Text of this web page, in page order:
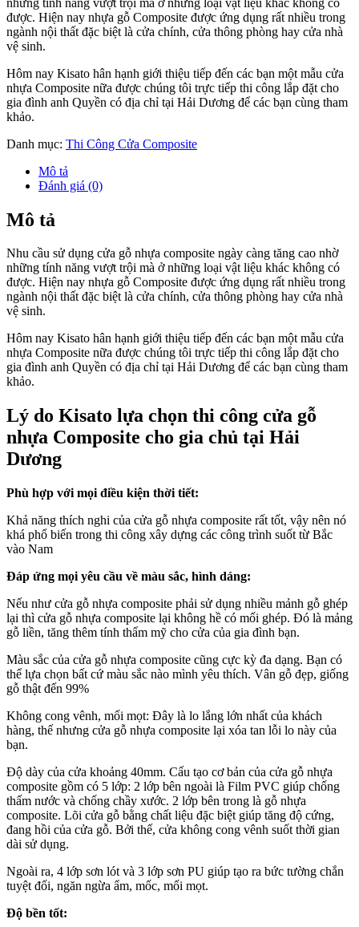
được. Hiện nay nhựa gỗ Composite được ứng dụng rất nhiều trong
ngành nội thất đặc biệt là cửa chính, cửa thông phòng hay cửa nhà
vệ sinh.
Hôm nay Kisato hân hạnh giới thiệu tiếp đến các bạn một mẫu cửa
nhựa Composite nữa được chúng tôi trực tiếp thi công lắp đặt cho
gia đình anh Quyền có địa chỉ tại Hải Dương để các bạn cùng tham
khảo.
Danh mục: Thi Công Cửa Composite
Mô tả
Đánh giá (0)
Mô tả
Nhu cầu sử dụng cửa gỗ nhựa composite ngày càng tăng cao nhờ
những tính năng vượt trội mà ở những loại vật liệu khác không có
được. Hiện nay nhựa gỗ Composite được ứng dụng rất nhiều trong
ngành nội thất đặc biệt là cửa chính, cửa thông phòng hay cửa nhà
vệ sinh.
Hôm nay Kisato hân hạnh giới thiệu tiếp đến các bạn một mẫu cửa
nhựa Composite nữa được chúng tôi trực tiếp thi công lắp đặt cho
gia đình anh Quyền có địa chỉ tại Hải Dương để các bạn cùng tham
khảo.
Lý do Kisato lựa chọn thi công cửa gỗ
nhựa Composite cho gia chủ tại Hải
Dương
Phù hợp với mọi điều kiện thời tiết:
Khả năng thích nghi của cửa gỗ nhựa composite rất tốt, vậy nên nó
khá phổ biến trong thi công xây dựng các công trình suốt từ Bắc
vào Nam
Đáp ứng mọi yêu cầu về màu sắc, hình dáng:
Nếu như cửa gỗ nhựa composite phải sử dụng nhiều mảnh gỗ ghép
lại thì cửa gỗ nhựa composite lại không hề có mối ghép. Đó là mảng
gỗ liền, tăng thêm tính thẩm mỹ cho cửa của gia đình bạn.
Màu sắc của cửa gỗ nhựa composite cũng cực kỳ đa dạng. Bạn có
thể lựa chọn bất cứ màu sắc nào mình yêu thích. Vân gỗ đẹp, giống
gỗ thật đến 99%
Không cong vênh, mối mọt: Đây là lo lắng lớn nhất của khách
hàng, thế nhưng cửa gỗ nhựa composite lại xóa tan lỗi lo này của
bạn.
Độ dày của cửa khoảng 40mm. Cấu tạo cơ bản của cửa gỗ nhựa
composite gồm có 5 lớp: 2 lớp bên ngoài là Film PVC giúp chống
thấm nước và chống chầy xước. 2 lớp bên trong là gỗ nhựa
composite. Lõi cửa gỗ bằng chất liệu đặc biệt giúp tăng độ cứng,
đang hồi của cửa gỗ. Bởi thế, cửa không cong vênh suốt thời gian
dài sử dụng.
Ngoài ra, 4 lớp sơn lót và 3 lớp sơn PU giúp tạo ra bức tường chắn
tuyệt đối, ngăn ngừa ẩm, mốc, mối mọt.
Độ bền tốt: